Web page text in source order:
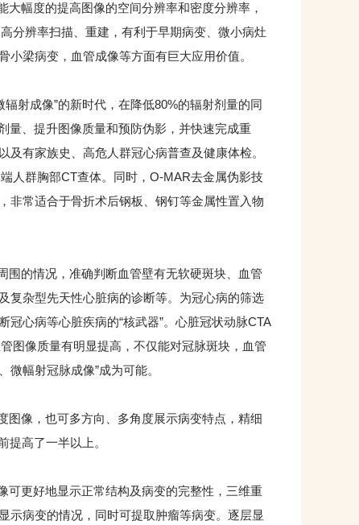
幅度的提高图像的空间分辨率和密度分辨率，
分辨率扫描、重建，有利于早期病变、微小病灶
梁病变，血管成像等方面有巨大应用价值。
射成像”的新时代，在降低80%的辐射剂量的同
量、提升图像质量和预防伪影，并快速完成重
有家族史、高危人群冠心病普查及健康体检。
人群胸部CT查体。同时，O-MAR去金属伪影技
非常适合于骨折术后钢板、钢钉等金属性置入物
的情况，准确判断血管壁有无软硬斑块、血管
复杂型先天性心脏病的诊断等。为冠心病的筛选
心病等心脏疾病的“核武器”。心脏冠状动脉CTA
图像质量有明显提高，不仅能对冠脉斑块，血管
微幅射冠脉成像”成为可能。
像，也可多方向、多角度展示病变特点，精细
高了一半以上。
更好地显示正常结构及病变的完整性，三维重
示病变的情况，同时可提取肿瘤等病变。逐层显